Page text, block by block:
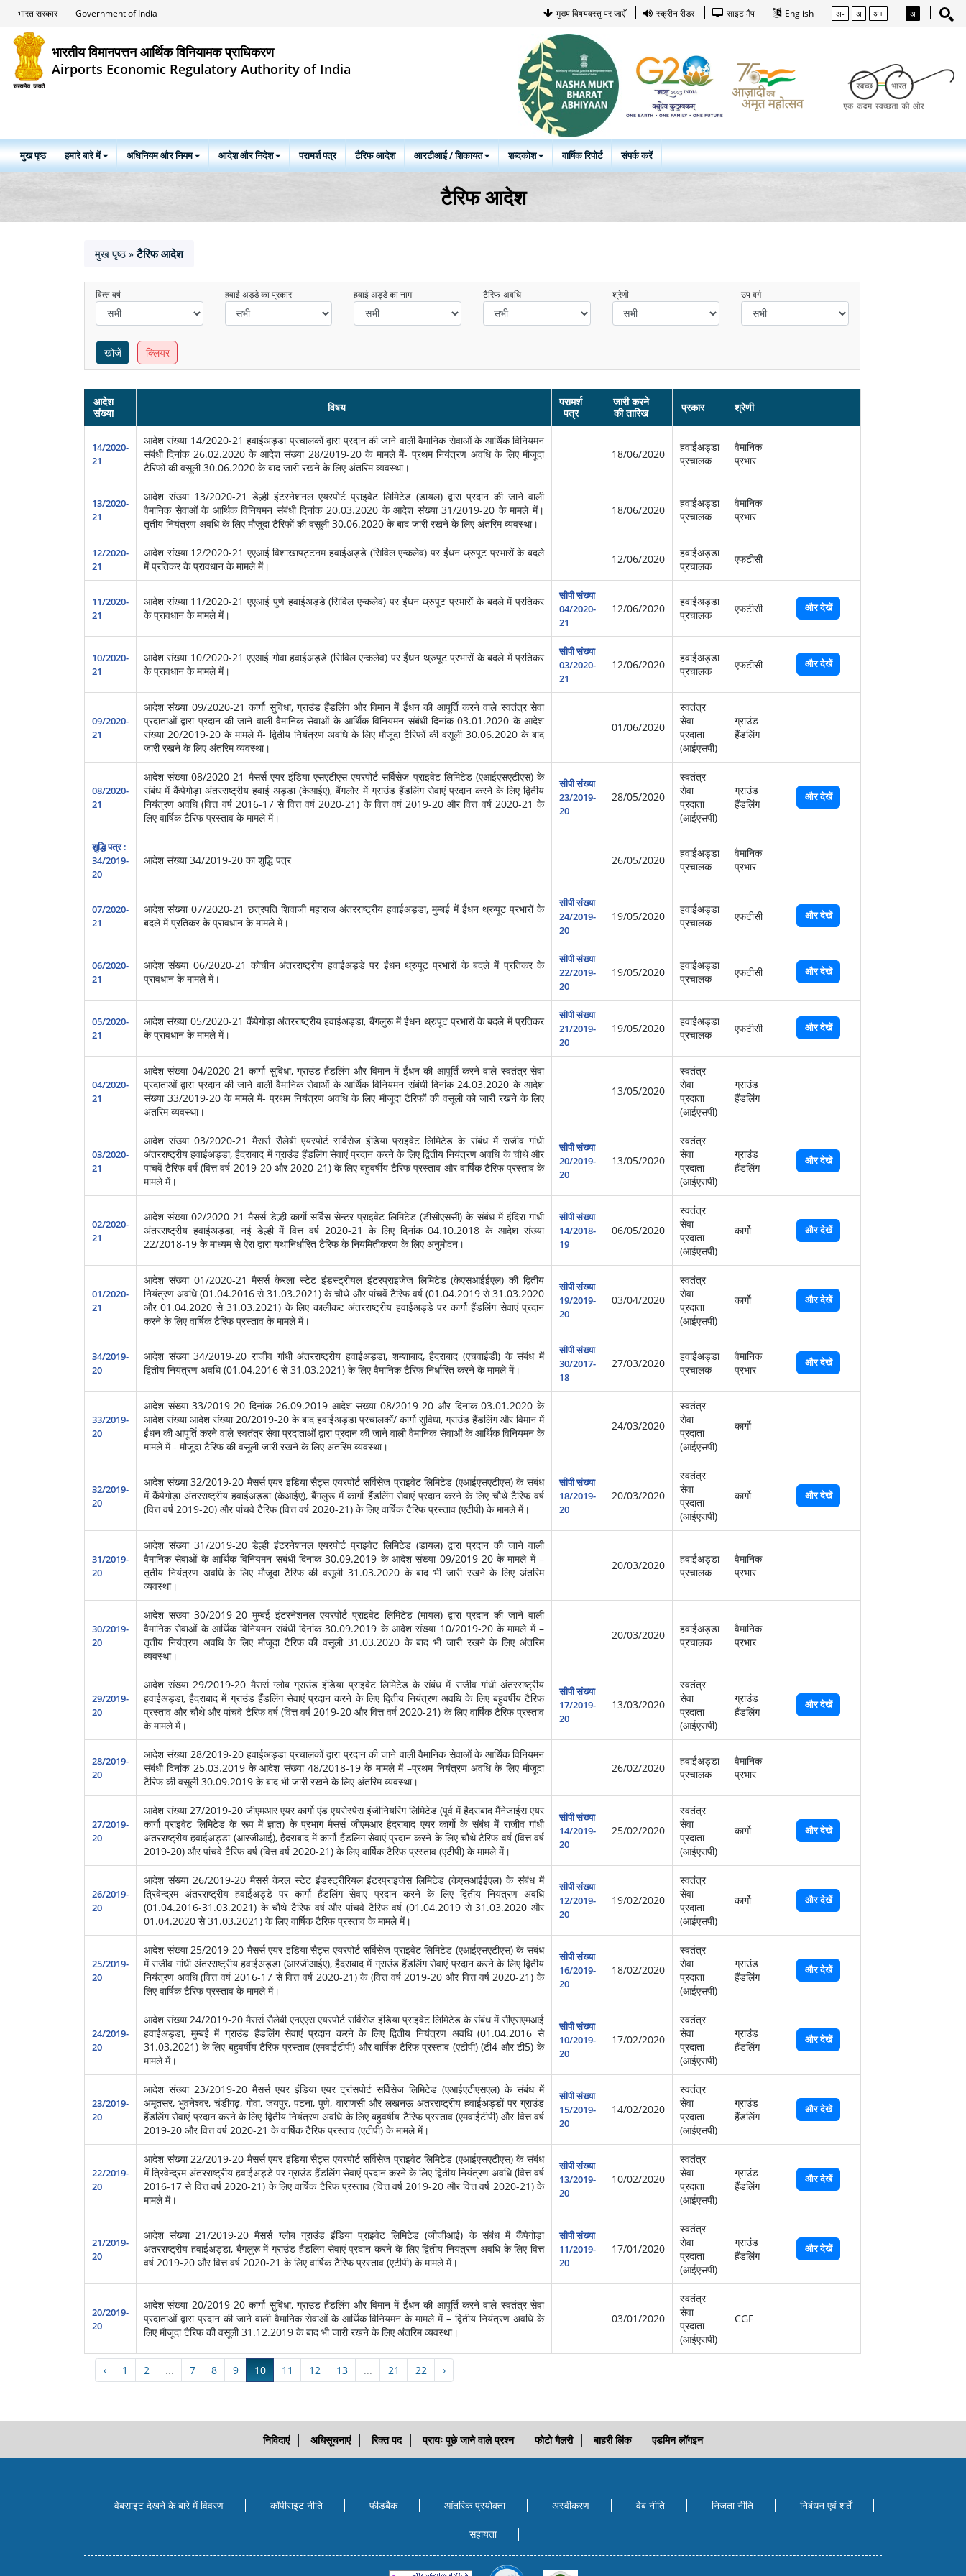
भारत सरकार Government of India मुख्य विषयवस्तु पर जाएँ स्क्रीन रीडर साइट मैप English अ- अ अ+ अ
भारतीय विमानपत्तन आर्थिक विनियामक प्राधिकरण
Airports Economic Regulatory Authority of India
मुख पृष्ठ हमारे बारे में अधिनियम और नियम आदेश और निदेश परामर्श पत्र टैरिफ आदेश आरटीआई / शिकायत शब्दकोश वार्षिक रिपोर्ट संपर्क करें
टैरिफ आदेश
मुख पृष्ठ » टैरिफ आदेश
वित्‍त वर्ष हवाई अड्डे का प्रकार हवाई अड्डे का नाम टैरिफ-अवधि श्रेणी उप वर्ग
खोजें क्लियर
आदेश
संख्या
विषय
परामर्श
पत्र
जारी करने
की तारिख
प्रकार श्रेणी
14/2020-
21
आदेश संख्‍या 14/2020-21 हवाईअड्डा प्रचालकों द्वारा प्रदान की जाने वाली वैमानिक सेवाओं के आर्थिक विनियमन
संबंधी दिनांक 26.02.2020 के आदेश संख्या 28/2019-20 के मामले में- प्रथम नियंत्रण अवधि के लिए मौजूदा
टैरिफों की वसूली 30.06.2020 के बाद जारी रखने के लिए अंतरिम व्यवस्था।
18/06/2020
हवाईअड्डा
प्रचालक
वैमानिक
प्रभार
13/2020-
21
आदेश संख्‍या 13/2020-21 डेल्ही इंटरनेशनल एयरपोर्ट प्राइवेट लिमिटेड (डायल) द्वारा प्रदान की जाने वाली
वैमानिक सेवाओं के आर्थिक विनियमन संबंधी दिनांक 20.03.2020 के आदेश संख्या 31/2019-20 के मामले में।
तृतीय नियंत्रण अवधि के लिए मौजूदा टैरिफों की वसूली 30.06.2020 के बाद जारी रखने के लिए अंतरिम व्यवस्था।
18/06/2020
हवाईअड्डा
प्रचालक
वैमानिक
प्रभार
12/2020-
21
आदेश संख्‍या 12/2020-21 एएआई विशाखापट्टनम हवाईअड्डे (सिविल एन्कलेव) पर ईंधन थ्रुपूट प्रभारों के बदले
में प्रतिकर के प्रावधान के मामले में।
12/06/2020
हवाईअड्डा
प्रचालक
एफटीसी
11/2020-
21
आदेश संख्‍या 11/2020-21 एएआई पुणे हवाईअड्डे (सिविल एन्कलेव) पर ईंधन थ्रुपूट प्रभारों के बदले में प्रतिकर
के प्रावधान के मामले में।
सीपी संख्या
04/2020-
21
12/06/2020
हवाईअड्डा
प्रचालक
एफटीसी और देखें
10/2020-
21
आदेश संख्‍या 10/2020-21 एएआई गोवा हवाईअड्डे (सिविल एन्कलेव) पर ईंधन थ्रुपूट प्रभारों के बदले में प्रतिकर
के प्रावधान के मामले में।
सीपी संख्या
03/2020-
21
12/06/2020
हवाईअड्डा
प्रचालक
एफटीसी और देखें
09/2020-
21
आदेश संख्‍या 09/2020-21 कार्गो सुविधा, ग्राउंड हैंडलिंग और विमान में ईंधन की आपूर्ति करने वाले स्वतंत्र सेवा
प्रदाताओं द्वारा प्रदान की जाने वाली वैमानिक सेवाओं के आर्थिक विनियमन संबंधी दिनांक 03.01.2020 के आदेश
संख्या 20/2019-20 के मामले में- द्वितीय नियंत्रण अवधि के लिए मौजूदा टैरिफों की वसूली 30.06.2020 के बाद
जारी रखने के लिए अंतरिम व्यवस्था।
01/06/2020
स्‍वतंत्र
सेवा
प्रदाता
(आईएसपी)
ग्राउंड
हैंडलिंग
08/2020-
21
आदेश संख्‍या 08/2020-21 मैसर्स एयर इंडिया एसएटीएस एयरपोर्ट सर्विसेज प्राइवेट लिमिटेड (एआईएसएटीएस) के
संबंध में कैंपेगोड़ा अंतरराष्ट्रीय हवाई अड्डा (केआईए), बैंगलोर में ग्राउंड हैंडलिंग सेवाएं प्रदान करने के लिए द्वितीय
नियंत्रण अवधि (वित्त वर्ष 2016-17 से वित्त वर्ष 2020-21) के वित्त वर्ष 2019-20 और वित्त वर्ष 2020-21 के
लिए वार्षिक टैरिफ प्रस्ताव के मामले में।
सीपी संख्या
23/2019-
20
28/05/2020
स्‍वतंत्र
सेवा
प्रदाता
(आईएसपी)
ग्राउंड
हैंडलिंग
और देखें
शुद्धि पत्र :
34/2019-
20
आदेश संख्‍या 34/2019-20 का शुद्धि पत्र 26/05/2020
हवाईअड्डा
प्रचालक
वैमानिक
प्रभार
07/2020-
21
आदेश संख्‍या 07/2020-21 छत्रपति शिवाजी महाराज अंतरराष्ट्रीय हवाईअड्डा, मुम्बई में ईंधन थ्रुपूट प्रभारों के
बदले में प्रतिकर के प्रावधान के मामले में।
सीपी संख्या
24/2019-
20
19/05/2020
हवाईअड्डा
प्रचालक
एफटीसी और देखें
06/2020-
21
आदेश संख्‍या 06/2020-21 कोचीन अंतरराष्ट्रीय हवाईअड्डे पर ईंधन थ्रुपूट प्रभारों के बदले में प्रतिकर के
प्रावधान के मामले में।
सीपी संख्या
22/2019-
20
19/05/2020
हवाईअड्डा
प्रचालक
एफटीसी और देखें
05/2020-
21
आदेश संख्‍या 05/2020-21 कैंपेगोड़ा अंतरराष्ट्रीय हवाईअड्डा, बैंगलुरू में ईंधन थ्रुपूट प्रभारों के बदले में प्रतिकर
के प्रावधान के मामले में।
सीपी संख्या
21/2019-
20
19/05/2020
हवाईअड्डा
प्रचालक
एफटीसी और देखें
04/2020-
21
आदेश संख्‍या 04/2020-21 कार्गो सुविधा, ग्राउंड हैंडलिंग और विमान में ईंधन की आपूर्ति करने वाले स्वतंत्र सेवा
प्रदाताओं द्वारा प्रदान की जाने वाली वैमानिक सेवाओं के आर्थिक विनियमन संबंधी दिनांक 24.03.2020 के आदेश
संख्या 33/2019-20 के मामले में- प्रथम नियंत्रण अवधि के लिए मौजूदा टैरिफों की वसूली को जारी रखने के लिए
अंतरिम व्यवस्था।
13/05/2020
स्‍वतंत्र
सेवा
प्रदाता
(आईएसपी)
ग्राउंड
हैंडलिंग
03/2020-
21
आदेश संख्‍या 03/2020-21 मैसर्स सैलेबी एयरपोर्ट सर्विसेज इंडिया प्राइवेट लिमिटेड के संबंध में राजीव गांधी
अंतरराष्ट्रीय हवाईअड्डा, हैदराबाद में ग्राउंड हैंडलिंग सेवाएं प्रदान करने के लिए द्वितीय नियंत्रण अवधि के चौथे और
पांचवें टैरिफ वर्ष (वित्त वर्ष 2019-20 और 2020-21) के लिए बहुवर्षीय टैरिफ प्रस्ताव और वार्षिक टैरिफ प्रस्ताव के
मामले में।
सीपी संख्या
20/2019-
20
13/05/2020
स्‍वतंत्र
सेवा
प्रदाता
(आईएसपी)
ग्राउंड
हैंडलिंग
और देखें
02/2020-
21
आदेश संख्‍या 02/2020-21 मैसर्स डेल्ही कार्गो सर्विस सेन्टर प्राइवेट लिमिटेड (डीसीएससी) के संबंध में इंदिरा गांधी
अंतरराष्ट्रीय हवाईअड्डा, नई डेल्ही में वित्त वर्ष 2020-21 के लिए दिनांक 04.10.2018 के आदेश संख्या
22/2018-19 के माध्यम से ऐरा द्वारा यथानिर्धारित टैरिफ के नियमितीकरण के लिए अनुमोदन।
सीपी संख्या
14/2018-
19
06/05/2020
स्‍वतंत्र
सेवा
प्रदाता
(आईएसपी)
कार्गो और देखें
01/2020-
21
आदेश संख्‍या 01/2020-21 मैसर्स केरला स्टेट इंडस्ट्रीयल इंटरप्राइजेज लिमिटेड (केएसआईईएल) की द्वितीय
नियंत्रण अवधि (01.04.2016 से 31.03.2021) के चौथे और पांचवें टैरिफ वर्ष (01.04.2019 से 31.03.2020
और 01.04.2020 से 31.03.2021) के लिए कालीकट अंतरराष्‍ट्रीय हवाईअड्डे पर कार्गो हैंडलिंग सेवाएं प्रदान
करने के लिए वार्षिक टैरिफ प्रस्ताव के मामले में।
सीपी संख्या
19/2019-
20
03/04/2020
स्‍वतंत्र
सेवा
प्रदाता
(आईएसपी)
कार्गो और देखें
34/2019-
20
आदेश संख्‍या 34/2019-20 राजीव गांधी अंतरराष्ट्रीय हवाईअड्डा, शम्शाबाद, हैदराबाद (एचवाईडी) के संबंध में
द्वितीय नियंत्रण अवधि (01.04.2016 से 31.03.2021) के लिए वैमानिक टैरिफ निर्धारित करने के मामले में।
सीपी संख्या
30/2017-
18
27/03/2020
हवाईअड्डा
प्रचालक
वैमानिक
प्रभार
और देखें
33/2019-
20
आदेश संख्‍या 33/2019-20 दिनांक 26.09.2019 आदेश संख्या 08/2019-20 और दिनांक 03.01.2020 के
आदेश संख्या आदेश संख्या 20/2019-20 के बाद हवाईअड्डा प्रचालकों/ कार्गो सुविधा, ग्राउंड हैंडलिंग और विमान में
ईंधन की आपूर्ति करने वाले स्वतंत्र सेवा प्रदाताओं द्वारा प्रदान की जाने वाली वैमानिक सेवाओं के आर्थिक विनियमन के
मामले में - मौजूदा टैरिफ की वसूली जारी रखने के लिए अंतरिम व्यवस्था।
24/03/2020
स्‍वतंत्र
सेवा
प्रदाता
(आईएसपी)
कार्गो
32/2019-
20
आदेश संख्‍या 32/2019-20 मैसर्स एयर इंडिया सैट्स एयरपोर्ट सर्विसेज प्राइवेट लिमिटेड (एआईएसएटीएस) के संबंध
में कैंपेगोड़ा अंतरराष्ट्रीय हवाईअड्डा (केआईए), बैंगलुरू में कार्गो हैंडलिंग सेवाएं प्रदान करने के लिए चौथे टैरिफ वर्ष
(वित्त वर्ष 2019-20) और पांचवे टैरिफ (वित्त वर्ष 2020-21) के लिए वार्षिक टैरिफ प्रस्ताव (एटीपी) के मामले में।
सीपी संख्या
18/2019-
20
20/03/2020
स्‍वतंत्र
सेवा
प्रदाता
(आईएसपी)
कार्गो और देखें
31/2019-
20
आदेश संख्‍या 31/2019-20 डेल्ही इंटरनेशनल एयरपोर्ट प्राइवेट लिमिटेड (डायल) द्वारा प्रदान की जाने वाली
वैमानिक सेवाओं के आर्थिक विनियमन संबंधी दिनांक 30.09.2019 के आदेश संख्या 09/2019-20 के मामले में –
तृतीय नियंत्रण अवधि के लिए मौजूदा टैरिफ की वसूली 31.03.2020 के बाद भी जारी रखने के लिए अंतरिम
व्यवस्था।
20/03/2020
हवाईअड्डा
प्रचालक
वैमानिक
प्रभार
30/2019-
20
आदेश संख्‍या 30/2019-20 मुम्बई इंटरनेशनल एयरपोर्ट प्राइवेट लिमिटेड (मायल) द्वारा प्रदान की जाने वाली
वैमानिक सेवाओं के आर्थिक विनियमन संबंधी दिनांक 30.09.2019 के आदेश संख्या 10/2019-20 के मामले में –
तृतीय नियंत्रण अवधि के लिए मौजूदा टैरिफ की वसूली 31.03.2020 के बाद भी जारी रखने के लिए अंतरिम
व्यवस्था।
20/03/2020
हवाईअड्डा
प्रचालक
वैमानिक
प्रभार
29/2019-
20
आदेश संख्‍या 29/2019-20 मैसर्स ग्लोब ग्राउंड इंडिया प्राइवेट लिमिटेड के संबंध में राजीव गांधी अंतरराष्ट्रीय
हवाईअड्डा, हैदराबाद में ग्राउंड हैंडलिंग सेवाएं प्रदान करने के लिए द्वितीय नियंत्रण अवधि के लिए बहुवर्षीय टैरिफ
प्रस्ताव और चौथे और पांचवे टैरिफ वर्ष (वित्त वर्ष 2019-20 और वित्त वर्ष 2020-21) के लिए वार्षिक टैरिफ प्रस्ताव
के मामले में।
सीपी संख्या
17/2019-
20
13/03/2020
स्‍वतंत्र
सेवा
प्रदाता
(आईएसपी)
ग्राउंड
हैंडलिंग
और देखें
28/2019-
20
आदेश संख्‍या 28/2019-20 हवाईअड्डा प्रचालकों द्वारा प्रदान की जाने वाली वैमानिक सेवाओं के आर्थिक विनियमन
संबंधी दिनांक 25.03.2019 के आदेश संख्या 48/2018-19 के मामले में –प्रथम नियंत्रण अवधि के लिए मौजूदा
टैरिफ की वसूली 30.09.2019 के बाद भी जारी रखने के लिए अंतरिम व्यवस्था।
26/02/2020
हवाईअड्डा
प्रचालक
वैमानिक
प्रभार
27/2019-
20
आदेश संख्‍या 27/2019-20 जीएमआर एयर कार्गो एंड एयरोस्पेस इंजीनियरिंग लिमिटेड (पूर्व में हैदराबाद मैंनेजाईस एयर
कार्गो प्राइवेट लिमिटेड के रूप में ज्ञात) के प्रभाग मैसर्स जीएमआर हैदराबाद एयर कार्गो के संबंध में राजीव गांधी
अंतरराष्ट्रीय हवाईअड्डा (आरजीआई), हैदराबाद में कार्गो हैंडलिंग सेवाएं प्रदान करने के लिए चौथे टैरिफ वर्ष (वित्त वर्ष
2019-20) और पांचवे टैरिफ वर्ष (वित्त वर्ष 2020-21) के लिए वार्षिक टैरिफ प्रस्ताव (एटीपी) के मामले में।
सीपी संख्या
14/2019-
20
25/02/2020
स्‍वतंत्र
सेवा
प्रदाता
(आईएसपी)
कार्गो और देखें
26/2019-
20
आदेश संख्‍या 26/2019-20 मैसर्स केरल स्टेट इंडस्ट्रीरियल इंटरप्राइजेस लिमिटेड (केएसआईईएल) के संबंध में
त्रिवेन्द्रम अंतरराष्ट्रीय हवाईअड्डे पर कार्गो हैंडलिंग सेवाएं प्रदान करने के लिए द्वितीय नियंत्रण अवधि
(01.04.2016-31.03.2021) के चौथे टैरिफ वर्ष और पांचवे टैरिफ वर्ष (01.04.2019 से 31.03.2020 और
01.04.2020 से 31.03.2021) के लिए वार्षिक टैरिफ प्रस्ताव के मामले में।
सीपी संख्या
12/2019-
20
19/02/2020
स्‍वतंत्र
सेवा
प्रदाता
(आईएसपी)
कार्गो और देखें
25/2019-
20
आदेश संख्‍या 25/2019-20 मैसर्स एयर इंडिया सैट्स एयरपोर्ट सर्विसेज प्राइवेट लिमिटेड (एआईएसएटीएस) के संबंध
में राजीव गांधी अंतरराष्ट्रीय हवाईअड्डा (आरजीआईए), हैदराबाद में ग्राउंड हैंडलिंग सेवाएं प्रदान करने के लिए द्वितीय
नियंत्रण अवधि (वित्त वर्ष 2016-17 से वित्त वर्ष 2020-21) के (वित्त वर्ष 2019-20 और वित्त वर्ष 2020-21) के
लिए वार्षिक टैरिफ प्रस्ताव के मामले में।
सीपी संख्या
16/2019-
20
18/02/2020
स्‍वतंत्र
सेवा
प्रदाता
(आईएसपी)
ग्राउंड
हैंडलिंग
और देखें
24/2019-
20
आदेश संख्‍या 24/2019-20 मैसर्स सैलेबी एनएएस एयरपोर्ट सर्विसेज इंडिया प्राइवेट लिमिटेड के संबंध में सीएसएमआई
हवाईअड्डा, मुम्बई में ग्राउंड हैंडलिंग सेवाएं प्रदान करने के लिए द्वितीय नियंत्रण अवधि (01.04.2016 से
31.03.2021) के लिए बहुवर्षीय टैरिफ प्रस्ताव (एमवाईटीपी) और वार्षिक टैरिफ प्रस्ताव (एटीपी) (टी4 और टी5) के
मामले में।
सीपी संख्या
10/2019-
20
17/02/2020
स्‍वतंत्र
सेवा
प्रदाता
(आईएसपी)
ग्राउंड
हैंडलिंग
और देखें
23/2019-
20
आदेश संख्‍या 23/2019-20 मैसर्स एयर इंडिया एयर ट्रांसपोर्ट सर्विसेज लिमिटेड (एआईएटीएसएल) के संबंध में
अमृतसर, भुवनेश्वर, चंडीगढ़, गोवा, जयपुर, पटना, पुणे, वाराणसी और लखनऊ अंतरराष्ट्रीय हवाईअड्डों पर ग्राउंड
हैंडलिंग सेवाएं प्रदान करने के लिए द्वितीय नियंत्रण अवधि के लिए बहुवर्षीय टैरिफ प्रस्ताव (एमवाईटीपी) और वित्त वर्ष
2019-20 और वित्त वर्ष 2020-21 के वार्षिक टैरिफ प्रस्ताव (एटीपी) के मामले में।
सीपी संख्या
15/2019-
20
14/02/2020
स्‍वतंत्र
सेवा
प्रदाता
(आईएसपी)
ग्राउंड
हैंडलिंग
और देखें
22/2019-
20
आदेश संख्‍या 22/2019-20 मैसर्स एयर इंडिया सैट्स एयरपोर्ट सर्विसेज प्राइवेट लिमिटेड (एआईएसएटीएस) के संबंध
में त्रिवेन्द्रम अंतरराष्ट्रीय हवाईअड्डे पर ग्राउंड हैंडलिंग सेवाएं प्रदान करने के लिए द्वितीय नियंत्रण अवधि (वित्त वर्ष
2016-17 से वित्त वर्ष 2020-21) के लिए वार्षिक टैरिफ प्रस्ताव (वित्त वर्ष 2019-20 और वित्त वर्ष 2020-21) के
मामले में।
सीपी संख्या
13/2019-
20
10/02/2020
स्‍वतंत्र
सेवा
प्रदाता
(आईएसपी)
ग्राउंड
हैंडलिंग
और देखें
21/2019-
20
आदेश संख्‍या 21/2019-20 मैसर्स ग्लोब ग्राउंड इंडिया प्राइवेट लिमिटेड (जीजीआई) के संबंध में कैंपेगोड़ा
अंतरराष्ट्रीय हवाईअड्डा, बैंगलुरू में ग्राउंड हैंडलिंग सेवाएं प्रदान करने के लिए द्वितीय नियंत्रण अवधि के लिए वित्त
वर्ष 2019-20 और वित्त वर्ष 2020-21 के लिए वार्षिक टैरिफ प्रस्ताव (एटीपी) के मामले में।
सीपी संख्या
11/2019-
20
17/01/2020
स्‍वतंत्र
सेवा
प्रदाता
(आईएसपी)
ग्राउंड
हैंडलिंग
और देखें
20/2019-
20
आदेश संख्‍या 20/2019-20 कार्गो सुविधा, ग्राउंड हैंडलिंग और विमान में ईंधन की आपूर्ति करने वाले स्वतंत्र सेवा
प्रदाताओं द्वारा प्रदान की जाने वाली वैमानिक सेवाओं के आर्थिक विनियमन के मामले में – द्वितीय नियंत्रण अवधि के
लिए मौजूदा टैरिफ की वसूली 31.12.2019 के बाद भी जारी रखने के लिए अंतरिम व्यवस्था।
03/01/2020
स्‍वतंत्र
सेवा
प्रदाता
(आईएसपी)
CGF
‹ 1 2 ... 7 8 9 10 11 12 13 ... 21 22 ›
निविदाएं अधिसूचनाएं रिक्त पद प्रायः पूछे जाने वाले प्रश्न फोटो गैलरी बाहरी लिंक एडमिन लॉगइन
वेबसाइट देखने के बारे में विवरण कॉपीराइट नीति फीडबैक आंतरिक प्रयोक्‍ता अस्वीकरण वेब नीति निजता नीति निबंधन एवं शर्तें
सहायता